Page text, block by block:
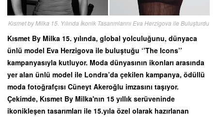
Kısmet by Milka 15. Yılında İkonik Tasarımlarını Eva Herzigova ile Buluşturdu
Kısmet By Milka 15. yılında, global yolculuğunu, dünyaca
ünlü model Eva Herzigova ile buluştuğu ‘’The Icons’’
kampanyasıyla kutluyor. Moda dünyasının ikonları arasında
yer alan ünlü model ile Londra’da çekilen kampanya, ödüllü
moda fotoğrafçısı Cüneyt Akeroğlu imzasını taşıyor.
Çekimde, Kısmet By Milka'nın 15 yıllık serüveninde
ikonikleşen tasarımları ile 15.yıla özel olarak hazırlanan